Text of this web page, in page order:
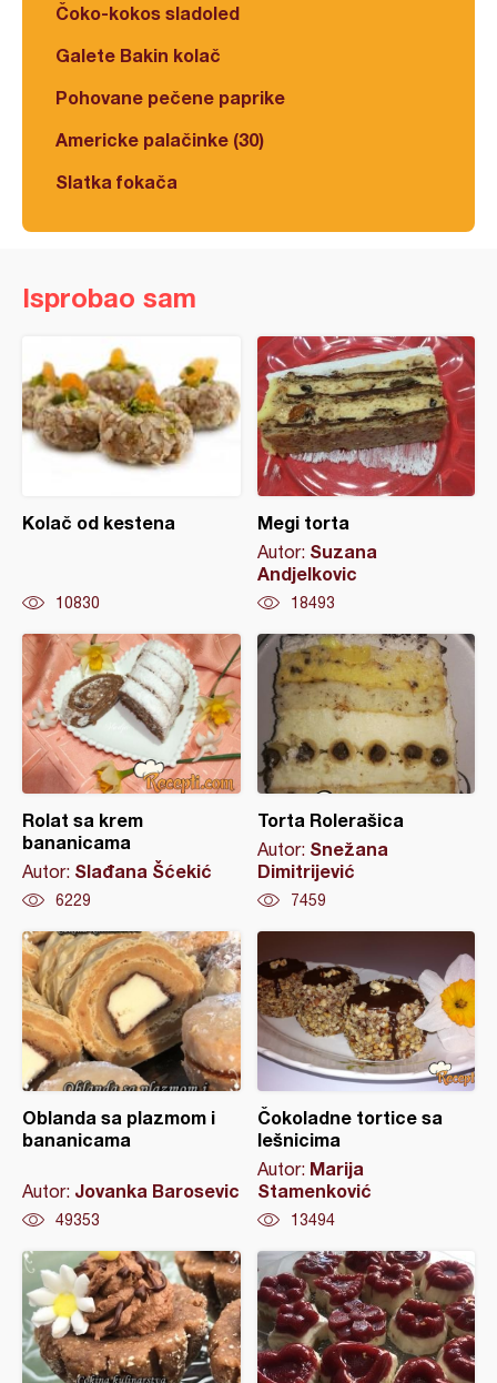
Čoko-kokos sladoled
Galete Bakin kolač
Pohovane pečene paprike
Americke palačinke (30)
Slatka fokača
Isprobao sam
Kolač od kestena
10830
Megi torta
Autor: Suzana
Andjelkovic
18493
Rolat sa krem
bananicama
Autor: Slađana Šćekić
6229
Torta Rolerašica
Autor: Snežana
Dimitrijević
7459
Oblanda sa plazmom i
bananicama
Autor: Jovanka Barosevic
49353
Čokoladne tortice sa
lešnicima
Autor: Marija
Stamenković
13494